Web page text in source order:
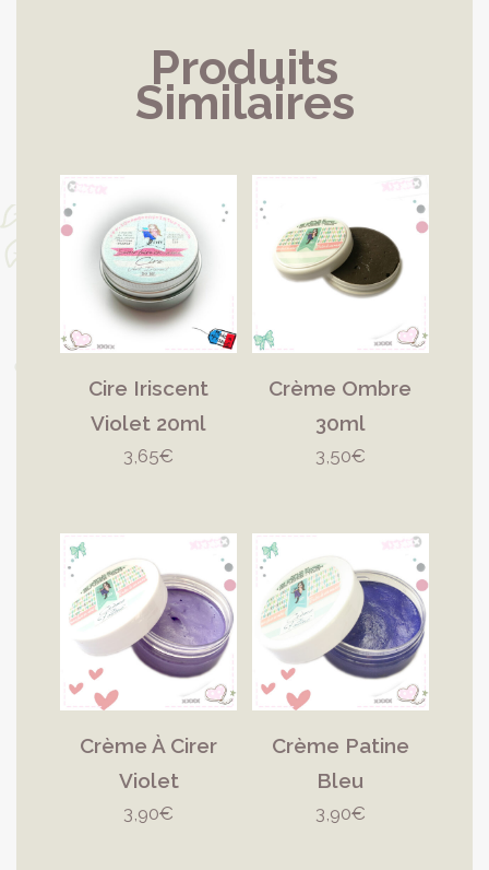
Produits
Similaires
Cire Iriscent
Violet 20ml
3,65€
Crème Ombre
30ml
3,50€
Crème À Cirer
Violet
3,90€
Crème Patine
Bleu
3,90€